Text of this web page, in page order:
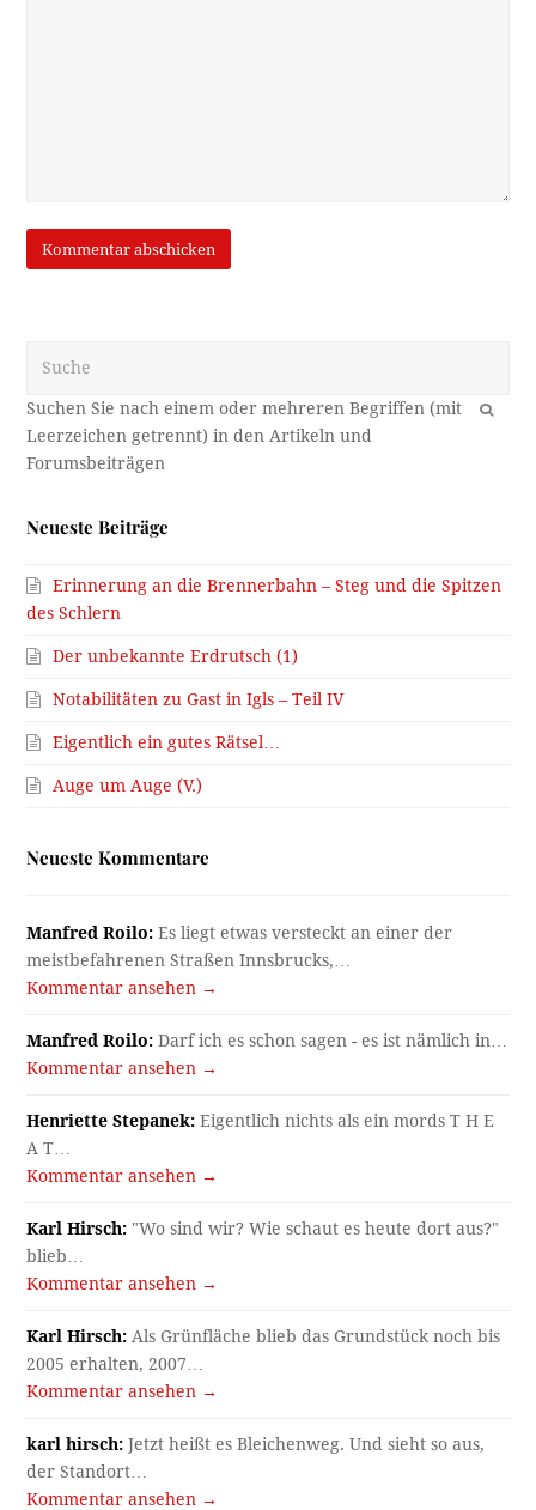
OK
Neueste Beiträge
Erinnerung an die Brennerbahn – Steg und die Spitzen
des Schlern
Der unbekannte Erdrutsch (1)
Notabilitäten zu Gast in Igls – Teil IV
Eigentlich ein gutes Rätsel…
Auge um Auge (V.)
Neueste Kommentare
Manfred Roilo: Es liegt etwas versteckt an einer der
meistbefahrenen Straßen Innsbrucks,…
Kommentar ansehen →
Manfred Roilo: Darf ich es schon sagen - es ist nämlich in…
Kommentar ansehen →
Henriette Stepanek: Eigentlich nichts als ein mords T H E
A T…
Kommentar ansehen →
Karl Hirsch: "Wo sind wir? Wie schaut es heute dort aus?"
blieb…
Kommentar ansehen →
Karl Hirsch: Als Grünfläche blieb das Grundstück noch bis
2005 erhalten, 2007…
Kommentar ansehen →
karl hirsch: Jetzt heißt es Bleichenweg. Und sieht so aus,
der Standort…
Kommentar ansehen →